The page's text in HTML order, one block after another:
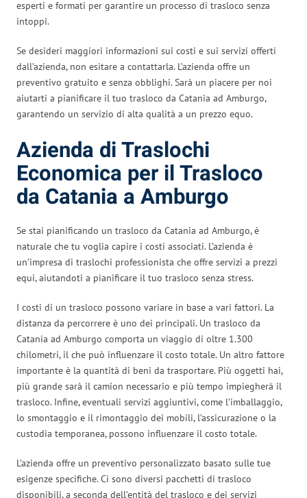
esperti e formati per garantire un processo di trasloco senza
intoppi.
Se desideri maggiori informazioni sui costi e sui servizi offerti
dall’azienda, non esitare a contattarla. L’azienda offre un
preventivo gratuito e senza obblighi. Sarà un piacere per noi
aiutarti a pianificare il tuo trasloco da Catania ad Amburgo,
garantendo un servizio di alta qualità a un prezzo equo.
Azienda di Traslochi
Economica per il Trasloco
da Catania a Amburgo
Se stai pianificando un trasloco da Catania ad Amburgo, è
naturale che tu voglia capire i costi associati. L’azienda è
un’impresa di traslochi professionista che offre servizi a prezzi
equi, aiutandoti a pianificare il tuo trasloco senza stress.
I costi di un trasloco possono variare in base a vari fattori. La
distanza da percorrere è uno dei principali. Un trasloco da
Catania ad Amburgo comporta un viaggio di oltre 1.300
chilometri, il che può influenzare il costo totale. Un altro fattore
importante è la quantità di beni da trasportare. Più oggetti hai,
più grande sarà il camion necessario e più tempo impiegherà il
trasloco. Infine, eventuali servizi aggiuntivi, come l’imballaggio,
lo smontaggio e il rimontaggio dei mobili, l’assicurazione o la
custodia temporanea, possono influenzare il costo totale.
L’azienda offre un preventivo personalizzato basato sulle tue
esigenze specifiche. Ci sono diversi pacchetti di trasloco
disponibili, a seconda dell’entità del trasloco e dei servizi